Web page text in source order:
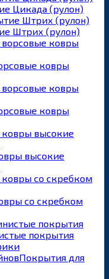
Цикада (рулон)
Штрих (рулон)
ковры
ковры
высокие
со скребком
покрытия
Покрытия для